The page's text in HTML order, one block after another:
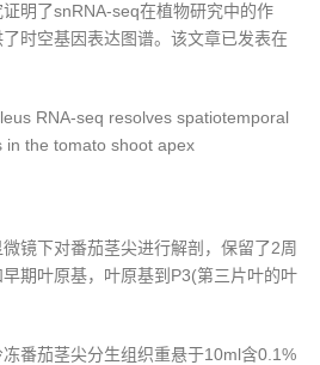
明了snRNA-seq在植物研究中的作
时空基因表达图谱。该文章已发表在
RNA-seq resolves spatiotemporal
in the tomato shoot apex
微镜下对番茄茎尖进行解剖，保留了2周
期叶原基，叶原基到P3(第三片叶的叶
冻番茄茎尖分生组织重悬于10ml含0.1%